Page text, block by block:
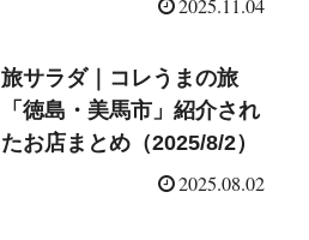
2025.11.04
旅サラダ｜コレうまの旅
「徳島・美馬市」紹介され
たお店まとめ（2025/8/2）
2025.08.02